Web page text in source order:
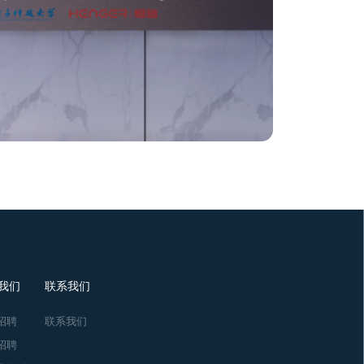
们
聘
聘
联系我们
联系我们